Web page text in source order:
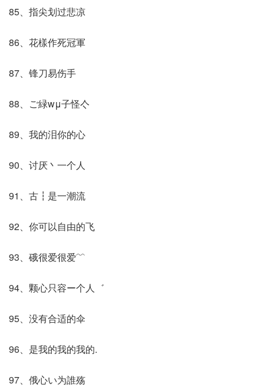
85、指尖划过悲凉
86、花樣作死冠軍
87、锋刀易伤手
88、ご緑wμ子怪亽
89、我的泪你的心
90、讨厌丶一个人
91、古┇是一潮流
92、你可以自由的飞
93、硪很爱很爱﹌
94、颗心只容ー个人゛
95、没有合适的伞
96、是我的我的我的.
97、俄心い为誰殇